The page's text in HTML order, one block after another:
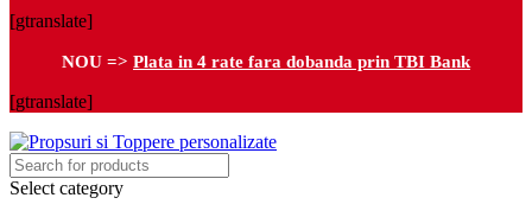
[gtranslate]
NOU => Plata in 4 rate fara dobanda prin TBI Bank
[gtranslate]
Select category